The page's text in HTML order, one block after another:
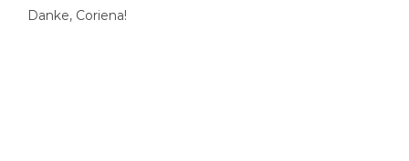
Danke, Coriena!